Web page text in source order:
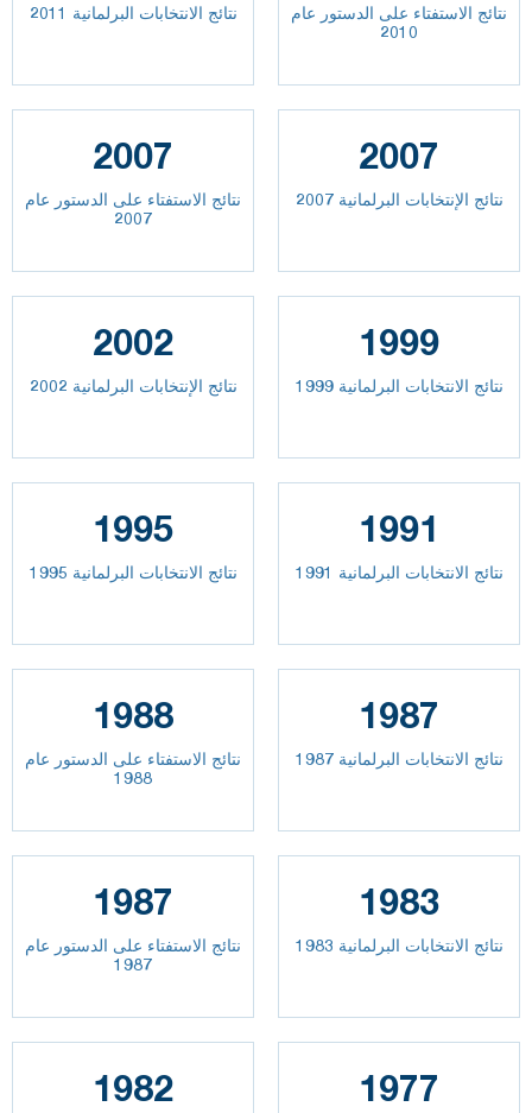
نتائج الانتخابات البرلمانية 2011
نتائج الاستفتاء على الدستور عام
2010
2007
نتائج الاستفتاء على الدستور عام
2007
2007
نتائج الإنتخابات البرلمانية 2007
2002
نتائج الإنتخابات البرلمانية 2002
1999
نتائج الانتخابات البرلمانية 1999
1995
نتائج الانتخابات البرلمانية 1995
1991
نتائج الانتخابات البرلمانية 1991
1988
نتائج الاستفتاء على الدستور عام
1988
1987
نتائج الانتخابات البرلمانية 1987
1987
نتائج الاستفتاء على الدستور عام
1987
1983
نتائج الانتخابات البرلمانية 1983
1982 1977